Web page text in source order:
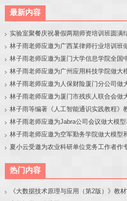
最新内容
实验室聚餐庆祝暑假两期师资培训班圆满
林子雨老师应邀为广州应用科技学院做大
林子雨等编著《人工智能通识实践教程》
林子雨老师应邀为Jabra公司会议做大模
林子雨老师应邀为空军勤务学院做大模型
夏小云受邀为农业科研单位党务工作者作
热门内容
《大数据技术原理与应用（第2版）》教